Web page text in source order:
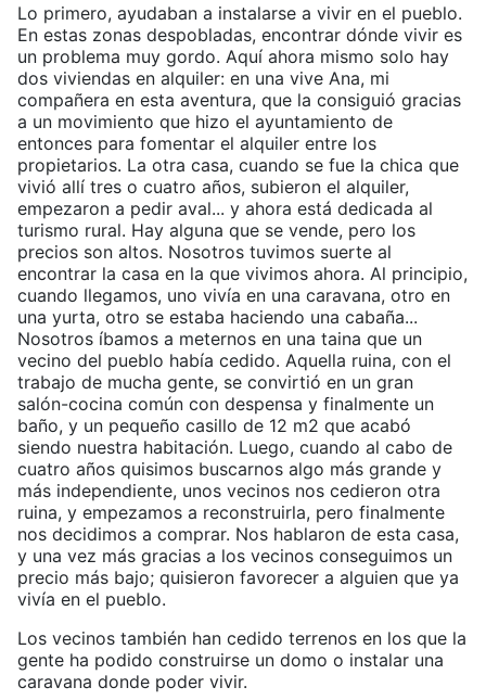
Lo primero, ayudaban a instalarse a vivir en el pueblo.
En estas zonas despobladas, encontrar dónde vivir es
un problema muy gordo. Aquí ahora mismo solo hay
dos viviendas en alquiler: en una vive Ana, mi
compañera en esta aventura, que la consiguió gracias
a un movimiento que hizo el ayuntamiento de
entonces para fomentar el alquiler entre los
propietarios. La otra casa, cuando se fue la chica que
vivió allí tres o cuatro años, subieron el alquiler,
empezaron a pedir aval... y ahora está dedicada al
turismo rural. Hay alguna que se vende, pero los
precios son altos. Nosotros tuvimos suerte al
encontrar la casa en la que vivimos ahora. Al principio,
cuando llegamos, uno vivía en una caravana, otro en
una yurta, otro se estaba haciendo una cabaña...
Nosotros íbamos a meternos en una taina que un
vecino del pueblo había cedido. Aquella ruina, con el
trabajo de mucha gente, se convirtió en un gran
salón-cocina común con despensa y finalmente un
baño, y un pequeño casillo de 12 m2 que acabó
siendo nuestra habitación. Luego, cuando al cabo de
cuatro años quisimos buscarnos algo más grande y
más independiente, unos vecinos nos cedieron otra
ruina, y empezamos a reconstruirla, pero finalmente
nos decidimos a comprar. Nos hablaron de esta casa,
y una vez más gracias a los vecinos conseguimos un
precio más bajo; quisieron favorecer a alguien que ya
vivía en el pueblo.
Los vecinos también han cedido terrenos en los que la
gente ha podido construirse un domo o instalar una
caravana donde poder vivir.